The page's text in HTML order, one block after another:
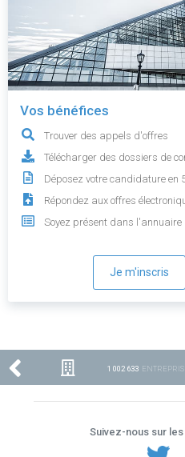
Vos bénéfices
Trouver des appels d'offres
Télécharger des dossiers de
Déposez votre candidature en
Répondez aux offres
Soyez présent dans l'annuaire
Je m'inscris
1 002 633
Suivez-nous sur